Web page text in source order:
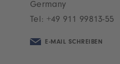
Germany
Tel: +49 911 99813-55
E-MAIL SCHREIBEN